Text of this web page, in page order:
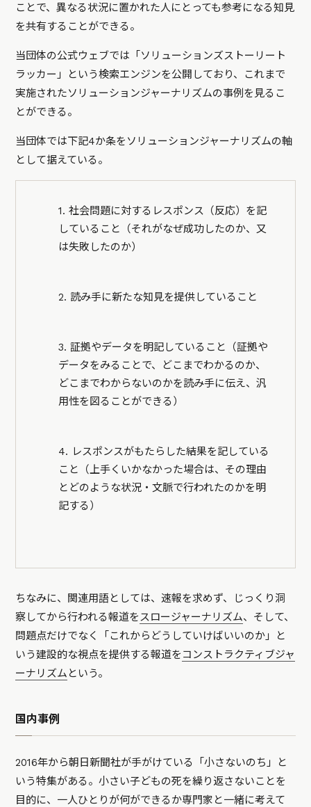
ことで、異なる状況に置かれた人にとっても参考になる知見
を共有することができる。
当団体の公式ウェブでは「ソリューションズストーリート
ラッカー」という検索エンジンを公開しており、これまで
実施されたソリューションジャーナリズムの事例を見るこ
とができる。
当団体では下記4か条をソリューションジャーナリズムの軸
として据えている。
1. 社会問題に対するレスポンス（反応）を記
していること（それがなぜ成功したのか、又
は失敗したのか）
2. 読み手に新たな知見を提供していること
3. 証拠やデータを明記していること（証拠や
データをみることで、どこまでわかるのか、
どこまでわからないのかを読み手に伝え、汎
用性を図ることができる）
4. レスポンスがもたらした結果を記している
こと（上手くいかなかった場合は、その理由
とどのような状況・文脈で行われたのかを明
記する）
ちなみに、関連用語としては、速報を求めず、じっくり洞
察してから行われる報道をスロージャーナリズム、そして、
問題点だけでなく「これからどうしていけばいいのか」と
いう建設的な視点を提供する報道を コンストラクティブジャ
ーナリズム という。
国内事例
2016年から朝日新聞社が手がけている「小さないのち」と
いう特集がある。小さい子どもの死を繰り返さないことを
目的に、一人ひとりが何ができるか専門家と一緒に考えて